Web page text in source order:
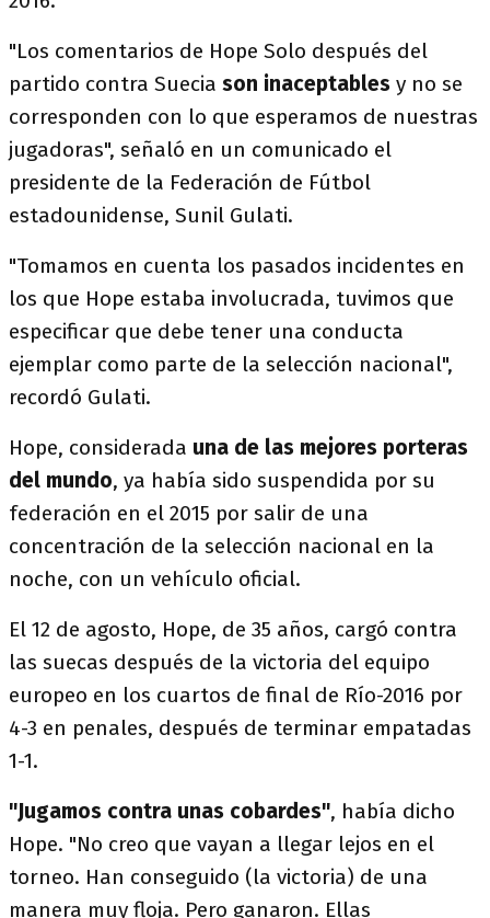
"Los comentarios de Hope Solo después del
partido contra Suecia son inaceptables y no se
corresponden con lo que esperamos de nuestras
jugadoras", señaló en un comunicado el
presidente de la Federación de Fútbol
estadounidense, Sunil Gulati.
"Tomamos en cuenta los pasados incidentes en
los que Hope estaba involucrada, tuvimos que
especificar que debe tener una conducta
ejemplar como parte de la selección nacional",
recordó Gulati.
Hope, considerada una de las mejores porteras
del mundo, ya había sido suspendida por su
federación en el 2015 por salir de una
concentración de la selección nacional en la
noche, con un vehículo oficial.
El 12 de agosto, Hope, de 35 años, cargó contra
las suecas después de la victoria del equipo
europeo en los cuartos de final de Río-2016 por
4-3 en penales, después de terminar empatadas
1-1.
"Jugamos contra unas cobardes", había dicho
Hope. "No creo que vayan a llegar lejos en el
torneo. Han conseguido (la victoria) de una
manera muy floja. Pero ganaron. Ellas